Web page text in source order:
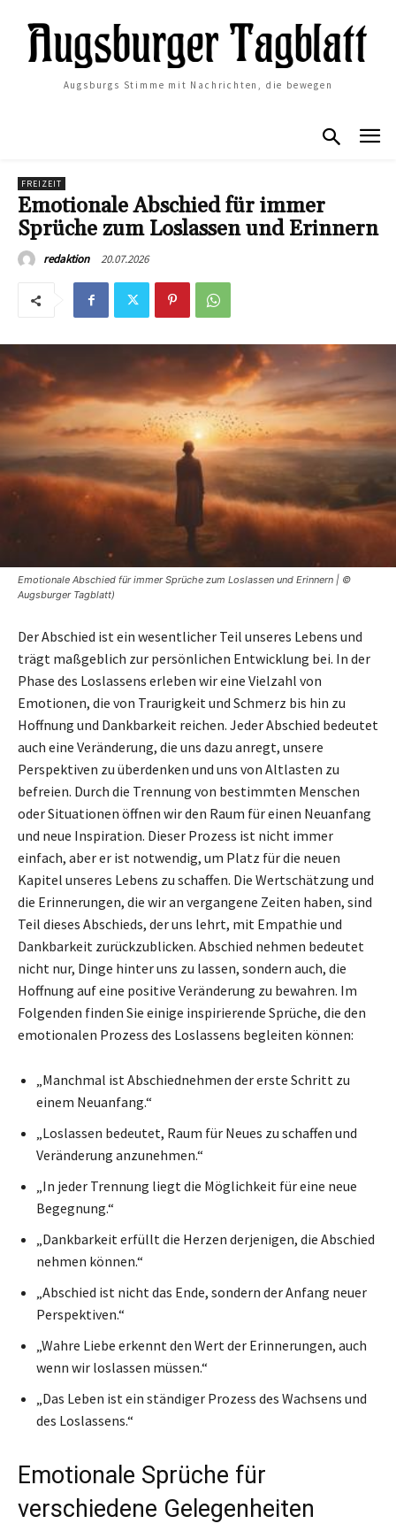
Augsburgs Stimme mit Nachrichten, die bewegen
FREIZEIT
Emotionale Abschied für immer
Sprüche zum Loslassen und Erinnern
redaktion 20.07.2026
Emotionale Abschied für immer Sprüche zum Loslassen und Erinnern | ©
Augsburger Tagblatt)
Der Abschied ist ein wesentlicher Teil unseres Lebens und
trägt maßgeblich zur persönlichen Entwicklung bei. In der
Phase des Loslassens erleben wir eine Vielzahl von
Emotionen, die von Traurigkeit und Schmerz bis hin zu
Hoffnung und Dankbarkeit reichen. Jeder Abschied bedeutet
auch eine Veränderung, die uns dazu anregt, unsere
Perspektiven zu überdenken und uns von Altlasten zu
befreien. Durch die Trennung von bestimmten Menschen
oder Situationen öffnen wir den Raum für einen Neuanfang
und neue Inspiration. Dieser Prozess ist nicht immer
einfach, aber er ist notwendig, um Platz für die neuen
Kapitel unseres Lebens zu schaffen. Die Wertschätzung und
die Erinnerungen, die wir an vergangene Zeiten haben, sind
Teil dieses Abschieds, der uns lehrt, mit Empathie und
Dankbarkeit zurückzublicken. Abschied nehmen bedeutet
nicht nur, Dinge hinter uns zu lassen, sondern auch, die
Hoffnung auf eine positive Veränderung zu bewahren. Im
Folgenden finden Sie einige inspirierende Sprüche, die den
emotionalen Prozess des Loslassens begleiten können:
„Manchmal ist Abschiednehmen der erste Schritt zu
einem Neuanfang.“
„Loslassen bedeutet, Raum für Neues zu schaffen und
Veränderung anzunehmen.“
„In jeder Trennung liegt die Möglichkeit für eine neue
Begegnung.“
„Dankbarkeit erfüllt die Herzen derjenigen, die Abschied
nehmen können.“
„Abschied ist nicht das Ende, sondern der Anfang neuer
Perspektiven.“
„Wahre Liebe erkennt den Wert der Erinnerungen, auch
wenn wir loslassen müssen.“
„Das Leben ist ein ständiger Prozess des Wachsens und
des Loslassens.“
Emotionale Sprüche für
verschiedene Gelegenheiten